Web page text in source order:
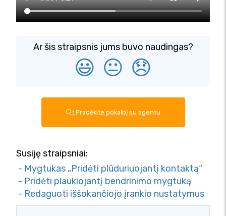
Ar šis straipsnis jums buvo naudingas?
😃 😐 😞
Pradėkite pokalbį su agentu
Susiję straipsniai:
- Mygtukas „Pridėti plūduriuojantį kontaktą“
- Pridėti plaukiojantį bendrinimo mygtuką
- Redaguoti iššokančiojo įrankio nustatymus